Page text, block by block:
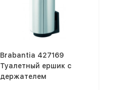
Brabantia 427169
Туалетный ершик с
держателем